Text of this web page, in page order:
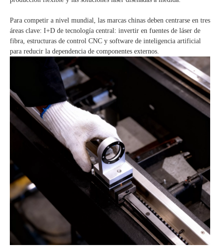
Para competir a nivel mundial, las marcas chinas deben centrarse en tres
áreas clave: I+D de tecnología central: invertir en fuentes de láser de
fibra, estructuras de control CNC y software de inteligencia artificial
para reducir la dependencia de componentes externos.